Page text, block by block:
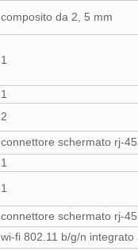
composito da 2, 5 mm
1
1
2
connettore schermato rj-
1
1
connettore schermato rj-
wi-fi 802.11 b/g/n integrato